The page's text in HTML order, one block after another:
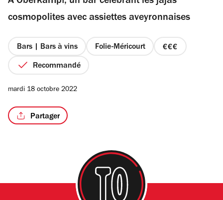
étoiles
cosmopolites avec assiettes aveyronnaises
Bars | Bars à vins Folie-Méricourt
prix
Recommandé
mardi 18 octobre 2022
Partager